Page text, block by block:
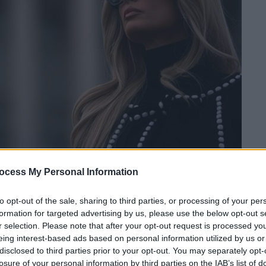
My Personal Information
opt-out of the sale, sharing to third parties, or processing of your
for targeted advertising by us, please use the below opt-out
selection. Please note that after your opt-out request is processed
interest-based ads based on personal information utilized by us
to third parties prior to your opt-out. You may separately
of your personal information by third parties on the IAB’s list of
διαγνώσεις της με ΔΕΠΥ και
(RSD) μίλησε ηΠάρις Χίλτον(Paris
τον τρόπο με τον οποίο βιώνει τα